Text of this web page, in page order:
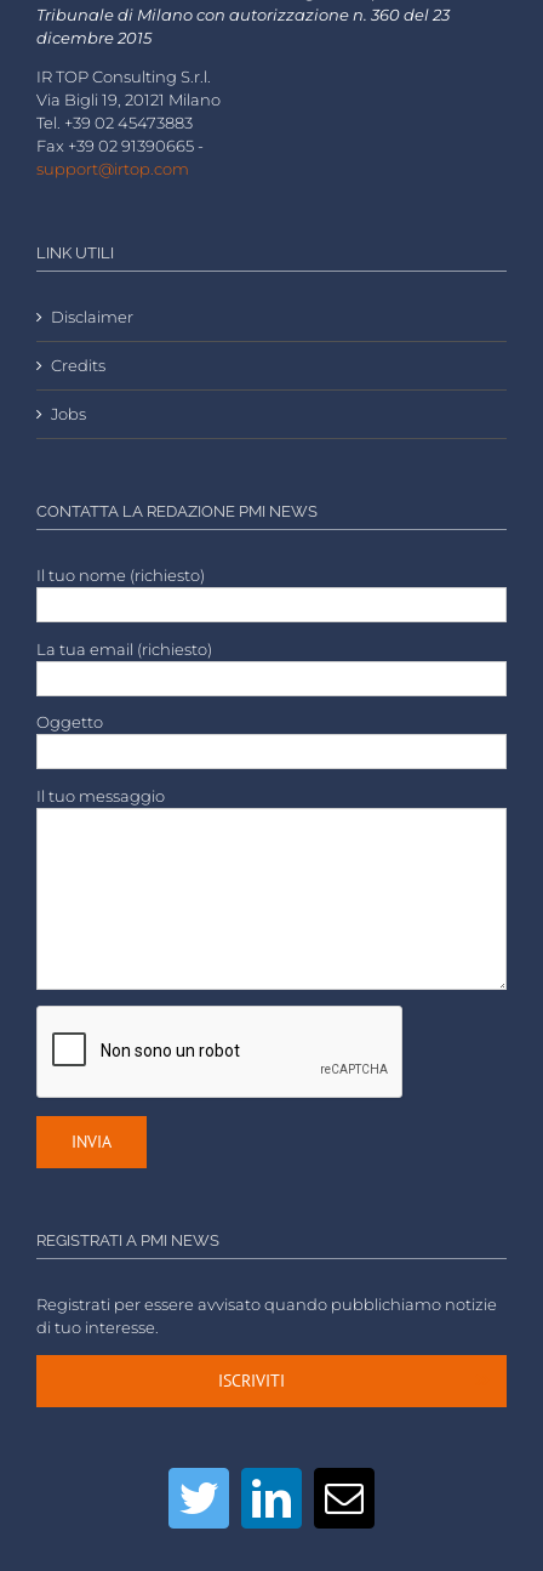
Tribunale di Milano con autorizzazione n. 360 del 23
dicembre 2015
IR TOP Consulting S.r.l.
Via Bigli 19, 20121 Milano
Tel. +39 02 45473883
Fax +39 02 91390665 -
support@irtop.com
LINK UTILI
Disclaimer
Credits
Jobs
CONTATTA LA REDAZIONE PMI NEWS
Il tuo nome (richiesto)
La tua email (richiesto)
Oggetto
Il tuo messaggio
REGISTRATI A PMI NEWS
Registrati per essere avvisato quando pubblichiamo notizie
di tuo interesse.
ISCRIVITI